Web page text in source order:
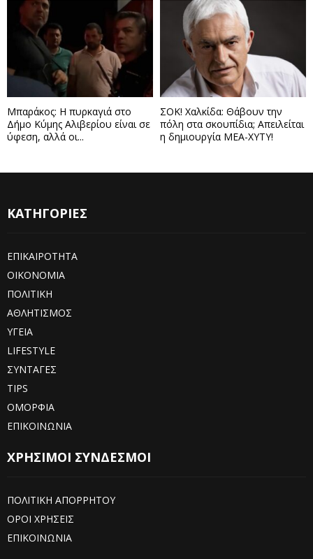
Μπαράκος: Η πυρκαγιά στο
Δήμο Κύμης Αλιβερίου είναι σε
ύφεση, αλλά οι...
ΣΟΚ! Χαλκίδα: Θάβουν την
πόλη στα σκουπίδια; Απειλείται
η δημιουργία ΜΕΑ-ΧΥΤΥ!
ΚΑΤΗΓΟΡΙΕΣ
ΕΠΙΚΑΙΡΟΤΗΤΑ
ΟΙΚΟΝΟΜΙΑ
ΠΟΛΙΤΙΚΗ
ΑΘΛΗΤΙΣΜΟΣ
ΥΓΕΙΑ
LIFESTYLE
ΣΥΝΤΑΓΕΣ
TIPS
ΟΜΟΡΦΙΑ
ΕΠΙΚΟΙΝΩΝΙΑ
ΧΡΗΣΙΜΟΙ ΣΥΝΔΕΣΜΟΙ
ΠΟΛΙΤΙΚΗ ΑΠΟΡΡΗΤΟΥ
ΟΡΟΙ ΧΡΗΣΕΙΣ
ΕΠΙΚΟΙΝΩΝΙΑ